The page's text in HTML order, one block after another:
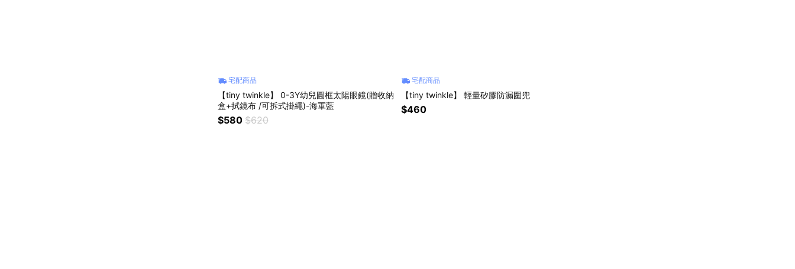
宅配商品
【tiny twinkle】 0-3Y幼兒圓框太陽眼鏡(贈收納
盒+拭鏡布 /可拆式掛繩)-海軍藍
$580 $620
宅配商品
【tiny twinkle】 輕量矽膠防漏圍兜
$460